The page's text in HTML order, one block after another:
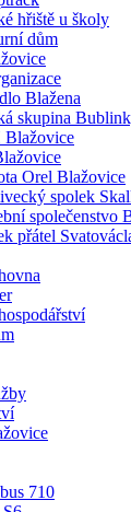
hřiště u školy
dům
Blažena
skupina
Blažovice
Orel Blažovice
spolek
společenstvo
přátel
710